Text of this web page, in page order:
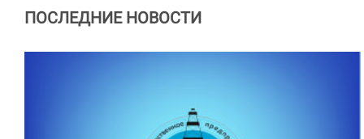
ПОСЛЕДНИЕ НОВОСТИ